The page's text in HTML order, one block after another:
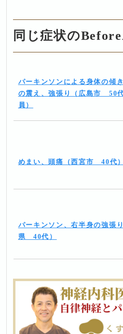
同じ症状の
パーキンソンによる身体の傾
の震え、強張り（広島市 50
員）
めまい、頭痛（西宮市 40代）
パーキンソン、右半身の強張
県 40代）